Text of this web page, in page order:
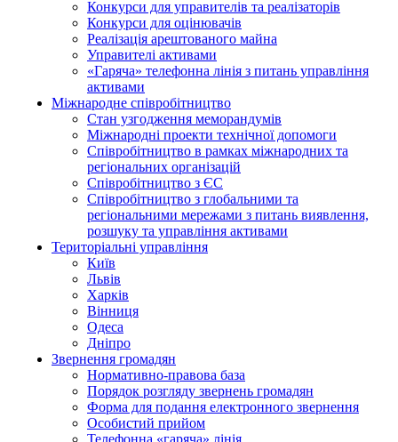
Конкурси для управителів та реалізаторів
Конкурси для оцінювачів
Реалізація арештованого майна
Управителі активами
«Гаряча» телефонна лінія з питань управління
активами
Міжнародне співробітництво
Стан узгодження меморандумів
Міжнародні проекти технічної допомоги
Співробітництво в рамках міжнародних та
регіональних організацій
Співробітництво з ЄС
Співробітництво з глобальними та
регіональними мережами з питань виявлення,
розшуку та управління активами
Територіальні управління
Київ
Львів
Харків
Вінниця
Одеса
Дніпро
Звернення громадян
Нормативно-правова база
Порядок розгляду звернень громадян
Форма для подання електронного звернення
Особистий прийом
Телефонна «гаряча» лінія